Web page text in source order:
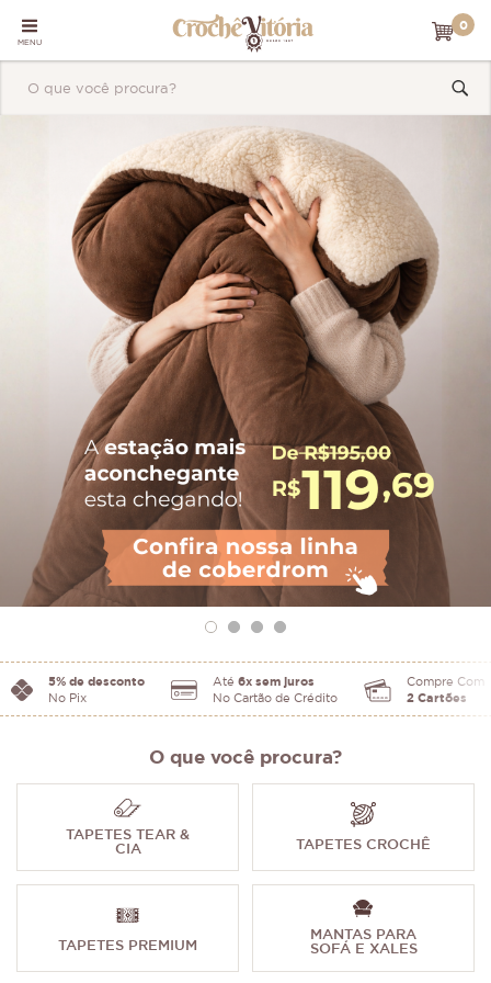
MENU
0
5% de desconto
No Pix
Até 6x sem juros
No Cartão de Crédito
Compre Com
2 Cartões
O que você procura?
TAPETES TEAR &
CIA
TAPETES CROCHÊ
TAPETES PREMIUM
MANTAS PARA
SOFÁ E XALES